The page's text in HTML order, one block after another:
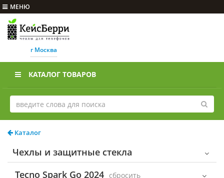
МЕНЮ
г Москва
КАТАЛОГ ТОВАРОВ
Каталог
Чехлы и защитные стекла
Tecno Spark Go 2024 cбросить